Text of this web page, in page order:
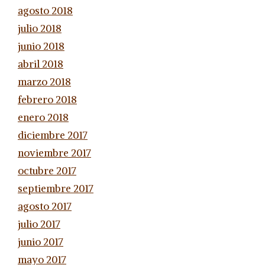
agosto 2018
julio 2018
junio 2018
abril 2018
marzo 2018
febrero 2018
enero 2018
diciembre 2017
noviembre 2017
octubre 2017
septiembre 2017
agosto 2017
julio 2017
junio 2017
mayo 2017